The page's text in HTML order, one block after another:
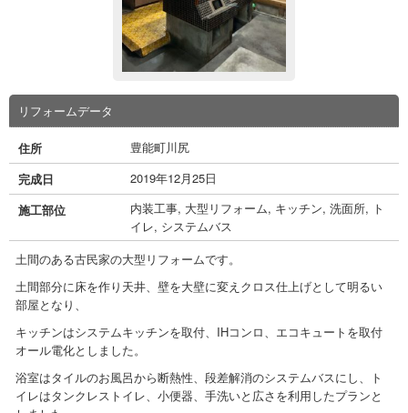
リフォームデータ
住所
豊能町川尻
完成日
2019年12月25日
施工部位
内装工事, 大型リフォーム, キッチン, 洗面所, ト
イレ, システムバス
土間のある古民家の大型リフォームです。
土間部分に床を作り天井、壁を大壁に変えクロス仕上げとして明るい
部屋となり、
キッチンはシステムキッチンを取付、IHコンロ、エコキュートを取付
オール電化としました。
浴室はタイルのお風呂から断熱性、段差解消のシステムバスにし、ト
イレはタンクレストイレ、小便器、手洗いと広さを利用したプランと